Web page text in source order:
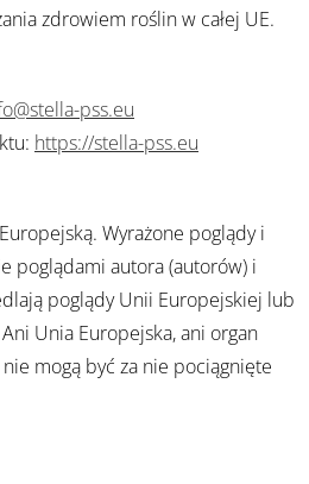
zdrowiem roślin w całej UE.
pss.eu
https://stella-pss.eu
Wyrażone poglądy i
poglądami autora (autorów) i
poglądy Unii Europejskiej lub
Unia Europejska, ani organ
mogą być za nie pociągnięte